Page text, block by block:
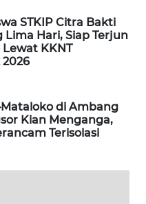
STKIP Citra Bakti
Hari, Siap Terjun
KKNT
di Ambang
Kian Menganga,
Terisolasi